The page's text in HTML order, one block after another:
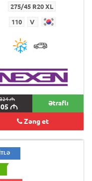
275/45 R20 XL
110 V
M
M Ətraflı
Zəng et